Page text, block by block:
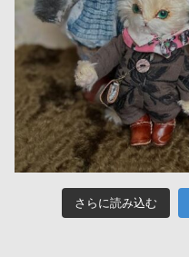
さらに読み込む